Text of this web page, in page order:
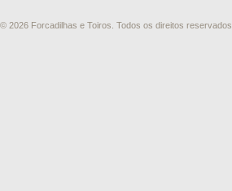
© 2026 Forcadilhas e Toiros. Todos os direitos reservados.